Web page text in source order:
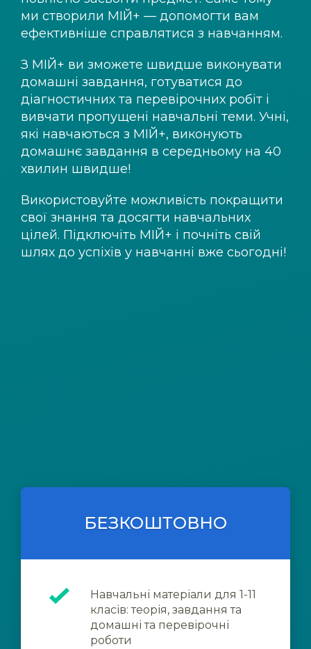
ми створили МІЙ+ — допомогти вам
ефективніше справлятися з навчанням.
З МІЙ+ ви зможете швидше виконувати
домашні завдання, готуватися до
діагностичних та перевірочних робіт і
вивчати пропущені навчальні теми. Учні,
які навчаються з МІЙ+, виконують
домашнє завдання в середньому на 40
хвилин швидше!
Використовуйте можливість покращити
свої знання та досягти навчальних
цілей. Підключіть МІЙ+ і почніть свій
шлях до успіхів у навчанні вже сьогодні!
БЕЗКОШТОВНО
Навчальні матеріали для 1-11
класів: теорія, завдання та
домашні та перевірочні
роботи